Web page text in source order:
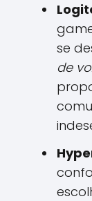
se
de